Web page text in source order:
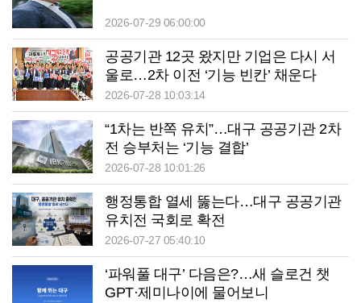
2026-07-29 06:00:00
공공기관 12곳 왔지만 기업은 다시 서
울로…2차 이전 ‘기능 빈칸’ 채운다
2026-07-28 10:03:14
“1차는 반쪽 유치”…대구 공공기관 2차
전 승부처는 ‘기능 결합’
2026-07-28 10:01:26
행정통합 열세 뚫는다…대구 공공기관
유치전 국회로 확전
2026-07-27 05:40:10
‘파워풀 대구’ 다음은?…새 슬로건 챗
GPT·제미나이에 물어보니